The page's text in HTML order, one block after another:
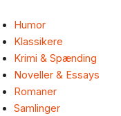
Humor
Klassikere
Krimi & Spænding
Noveller & Essays
Romaner
Samlinger